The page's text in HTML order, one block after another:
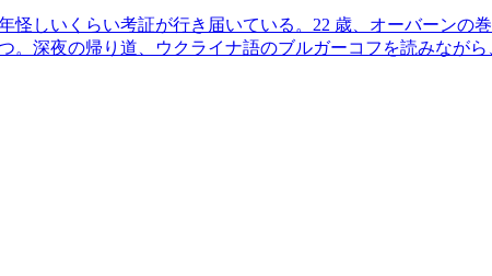
しいくらい考証が行き届いている。22 歳、オーバーンの
深夜の帰り道、ウクライナ語のブルガーコフを読みなが